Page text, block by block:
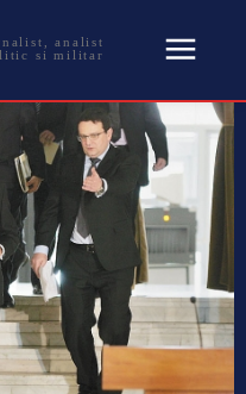
analist
si militar